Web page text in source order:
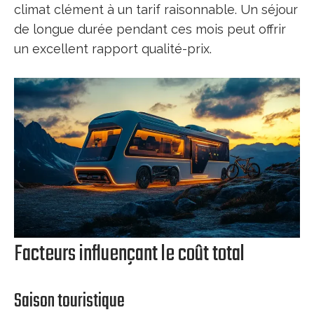
climat clément à un tarif raisonnable. Un séjour
de longue durée pendant ces mois peut offrir
un excellent rapport qualité-prix.
Facteurs influençant le coût total
Saison touristique